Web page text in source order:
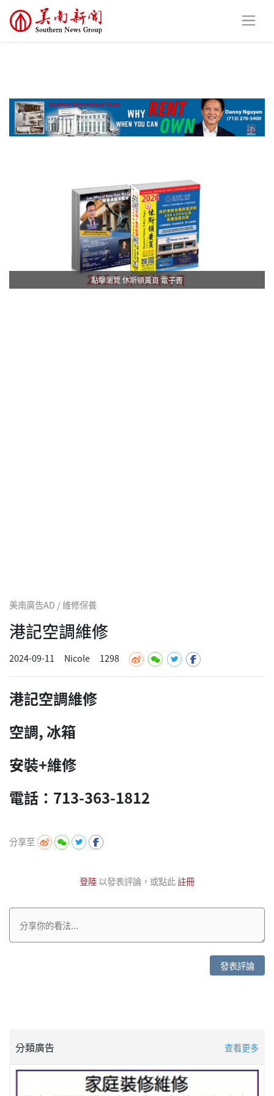
點擊瀏覽 休斯頓黃頁 電子書
美南廣告AD / 維修保養
港記空調維修
2024-09-11 Nicole 1298
港記空調維修
空調, 冰箱
安裝+維修
電話：713-363-1812
分享至
登陸以發表評論，或點此註冊
發表評論
分類廣告 查看更多